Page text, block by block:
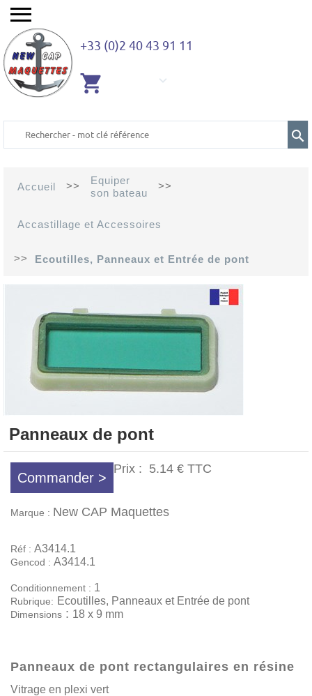
+33 (0)2 40 43 91 11
Accueil >>
Equiper
son bateau
>>
Accastillage et Accessoires
>> Ecoutilles, Panneaux et Entrée de pont
Panneaux de pont
Commander >
Prix : 5.14 € TTC
Marque : New CAP Maquettes
Réf : A3414.1
Gencod : A3414.1
Conditionnement : 1
Rubrique: Ecoutilles, Panneaux et Entrée de pont
Dimensions : 18 x 9 mm
Panneaux de pont rectangulaires en résine
Vitrage en plexi vert